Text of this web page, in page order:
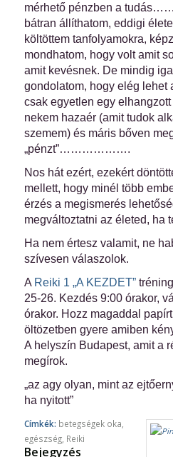
mérhető pénzben a
bátran állíthatom, eddigi
költöttem tanfolyamokra,
mondhatom, hogy volt amit
amit kevésnek. De mindig
gondolatom, hogy elég lehet
csak egyetlen egy
nekem hazaér (amit tudok
szemem) és máris bőven
„pénzt”……………….
Nos hát ezért, ezekért
mellett, hogy minél több
érzés a megismerés
megváltoztatni az életed, ha
Ha nem értesz valamit, ne
szívesen válaszolok.
AReiki 1 „A KEZDET”
25-26. Kezdés 9:00 órakor,
órakor. Hozz magaddal
öltözetben gyere amiben
A helyszín Budapest, amit a
megírok.
„az agy olyan, mint az
ha nyitott”
Címkék: betegségek oka
egészség, Reiki
Bejegyzés